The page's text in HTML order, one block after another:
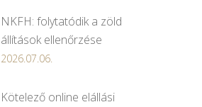
NKFH: folytatódik a zöld
állítások ellenőrzése
2026.07.06.
Kötelező online elállási